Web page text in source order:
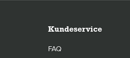
Kundeservice
FAQ